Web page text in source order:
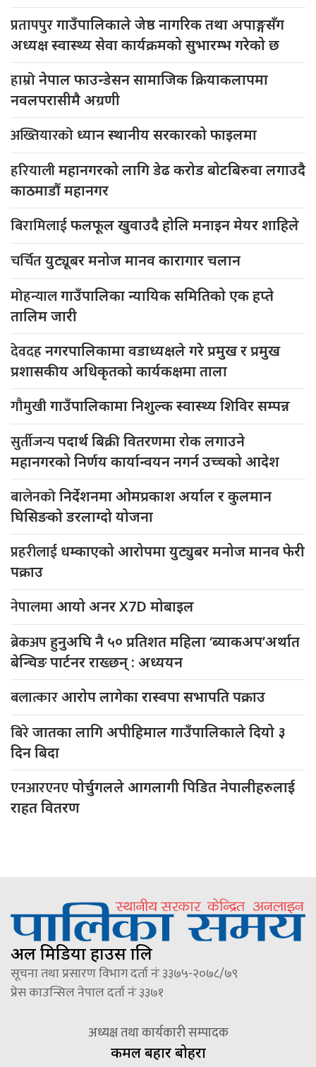
प्रतापपुरगाउँपालिकाले जेष्ठ नागरिक तथा अपाङ्गसँग
अध्यक्ष स्वास्थ्य सेवा कार्यक्रमको सुभारम्भ गरेको छ
हाम्रोनेपाल फाउन्डेसन सामाजिक क्रियाकलापमा
नवलपरासीमै अग्रणी
अख्तियारको ध्यान स्थानीय सरकारको फाइलमा
हरियालीमहानगरको लागि डेढ करोड बोटबिरुवा लगाउदै
काठमाडौं महानगर
बिरामिलाईफलफूल खुवाउदै होलि मनाइन मेयर शाहिले
चर्चितयुट्यूबर मनोज मानव कारागार चलान
मोहन्यालगाउँपालिका न्यायिक समितिको एक हप्ते
तालिम जारी
देवदहनगरपालिकामा वडाध्यक्षले गरे प्रमुख र प्रमुख
प्रशासकीय अधिकृतको कार्यकक्षमा ताला
गौमुखीगाउँपालिकामा निशुल्क स्वास्थ्य शिविर सम्पन्न
सुर्तीजन्यपदार्थ बिक्री वितरणमा रोक लगाउने
महानगरको निर्णय कार्यान्वयन नगर्न उच्चको आदेश
बालेनकोनिर्देशनमा ओमप्रकाश अर्याल र कुलमान
घिसिङको डरलाग्दो योजना
प्रहरीलाई धम्काएको आरोपमा युट्युबर मनोज मानव फेरी
पक्राउ
नेपालमाआयो अनर X7D मोबाइल
ब्रेकअपहुनुअघि नै ५० प्रतिशत महिला ‘ब्याकअप’अर्थात
बेन्चिङ पार्टनर राख्छन् : अध्ययन
बलात्कारआरोप लागेका रास्वपा सभापति पक्राउ
बिरेजातका लागि अपीहिमाल गाउँपालिकाले दियो ३
दिन बिदा
एनआरएनएपोर्चुगलले आगलागी पिडित नेपालीहरुलाई
राहत वितरण
अल मिडिया हाउस प्रालि
सूचना तथा प्रसारण विभाग दर्ता नंः ३३७५-२०७८/७९
प्रेस काउन्सिल नेपाल दर्ता नंः ३३७१
अध्यक्ष तथा कार्यकारी सम्पादक
कमल बहादुर बोहरा